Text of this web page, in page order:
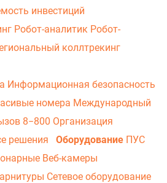
инвестиций
Робот-аналитик Робот-
коллтрекинг
Информационная безопасность
номера Международный
8−800 Организация
решения Оборудование ПУС
Веб-камеры
Сетевое оборудование